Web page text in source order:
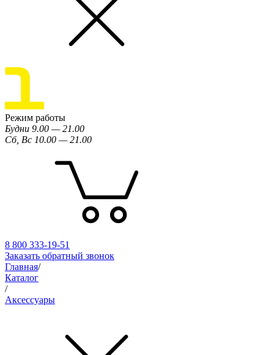
Режим работы
Будни 9.00 — 21.00
Сб, Вс 10.00 — 21.00
8 800 333-19-51
Заказать обратный звонок
Главная/
Каталог
/
Аксессуары